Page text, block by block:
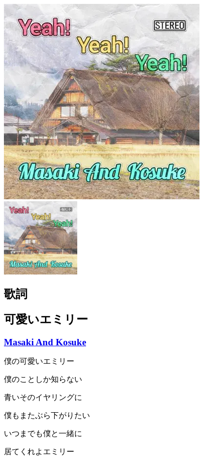
歌詞
可愛いエミリー
Masaki And Kosuke
僕の可愛いエミリー
僕のことしか知らない
青いそのイヤリングに
僕もまたぶら下がりたい
いつまでも僕と一緒に
居てくれよエミリー